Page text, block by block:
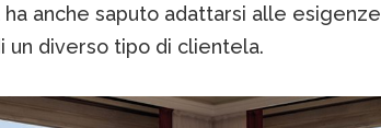
ha anche saputo adattarsi alle
un diverso tipo di clientela.